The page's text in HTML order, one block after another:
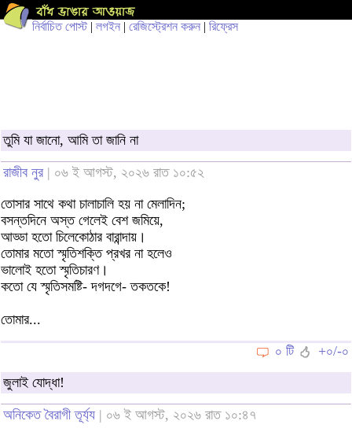
নির্বাচিত পোস্ট| লগইন | রেজিস্ট্রেশন করুন | রিফ্রেস
তুমি যা জানো, আমি তা জানি না
রাজীব নুর | ০৬ ই আগস্ট, ২০২৬ রাত ১০:৫২
তোসার সাথে কথা চালাচালি হয় না মেলাদিন;
বসন্তদিনে অস্ত গেলেই বেশ জমিয়ে,
আড্ডা হতো চিলেকোঠার বারান্দায়।
তোমার মতো স্মৃতিশক্তি প্রখর না হলেও
ভালোই হতো স্মৃতিচারণ।
কতো যে স্মৃতিসমষ্টি- দগদগে- তকতকে!
তোমার...
০ টি
+০/-০
জুলাই যোদ্ধা!
অনিকেত বৈরাগী তূর্য্য | ০৬ ই আগস্ট, ২০২৬ রাত ১০:৪৭